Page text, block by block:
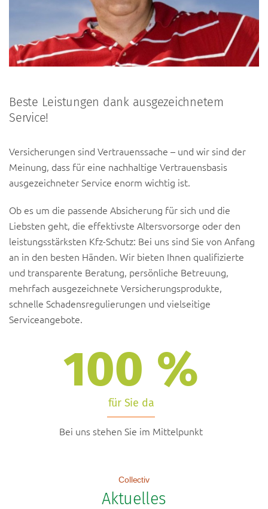
Beste Leistungen dank ausgezeichnetem
Service!
Versicherungen sind Vertrauenssache – und wir sind der
Meinung, dass für eine nachhaltige Vertrauensbasis
ausgezeichneter Service enorm wichtig ist.
Ob es um die passende Absicherung für sich und die
Liebsten geht, die effektivste Altersvorsorge oder den
leistungsstärksten Kfz-Schutz: Bei uns sind Sie von Anfang
an in den besten Händen. Wir bieten Ihnen qualifizierte
und transparente Beratung, persönliche Betreuung,
mehrfach ausgezeichnete Versicherungsprodukte,
schnelle Schadensregulierungen und vielseitige
Serviceangebote.
100 %
für Sie da
Bei uns stehen Sie im Mittelpunkt
Aktuelles
Collectiv